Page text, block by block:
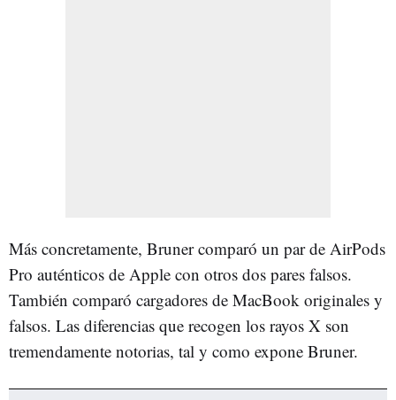
Más concretamente, Bruner comparó un par de AirPods
Pro auténticos de Apple con otros dos pares falsos.
También comparó cargadores de MacBook originales y
falsos. Las diferencias que recogen los rayos X son
tremendamente notorias, tal y como expone Bruner.